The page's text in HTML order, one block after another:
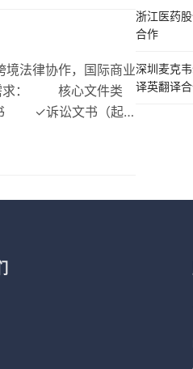
译：国际商会仲裁规
法律协作，国际商业
需求： 核心文件类
书 ✓诉讼文书（起
如联合国国际法院
条款执行效力； …
浙江医药
合作
深圳麦克
译英翻译